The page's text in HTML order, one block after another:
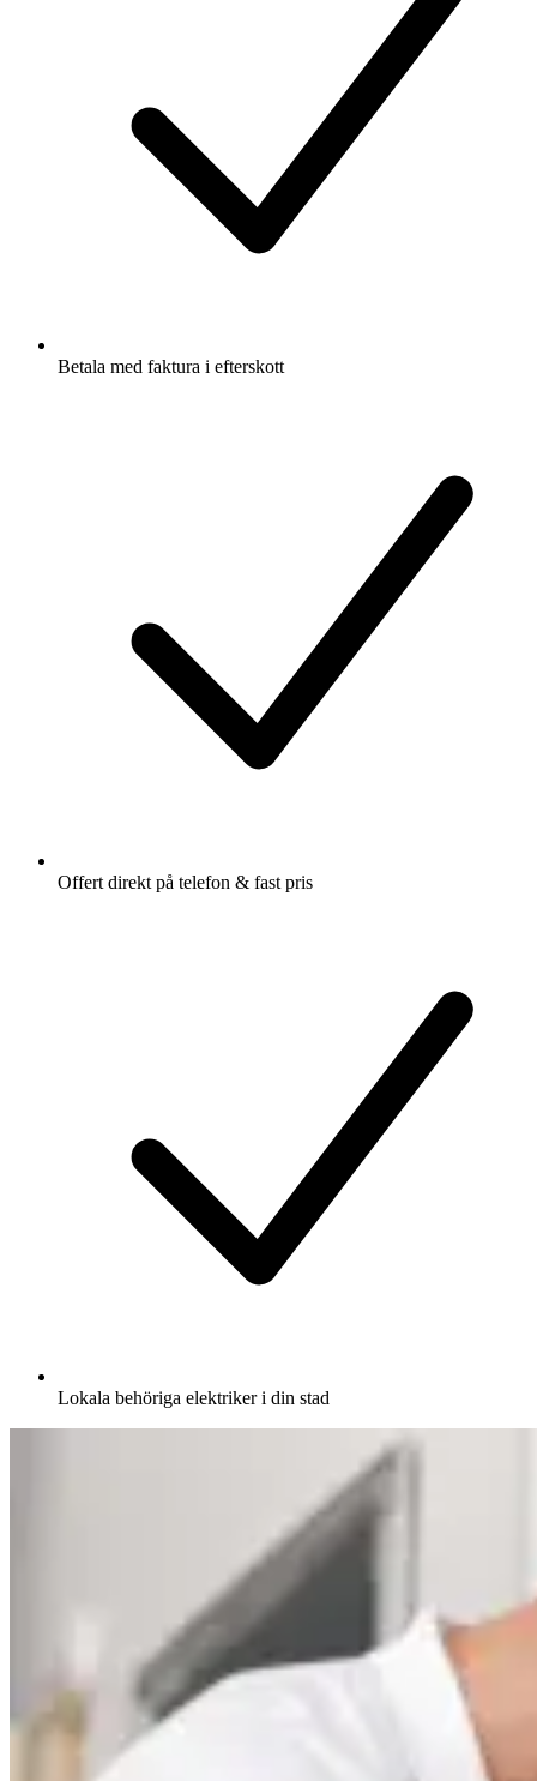
Betala med faktura i efterskott
Offert direkt på telefon & fast pris
Lokala behöriga elektriker i din stad